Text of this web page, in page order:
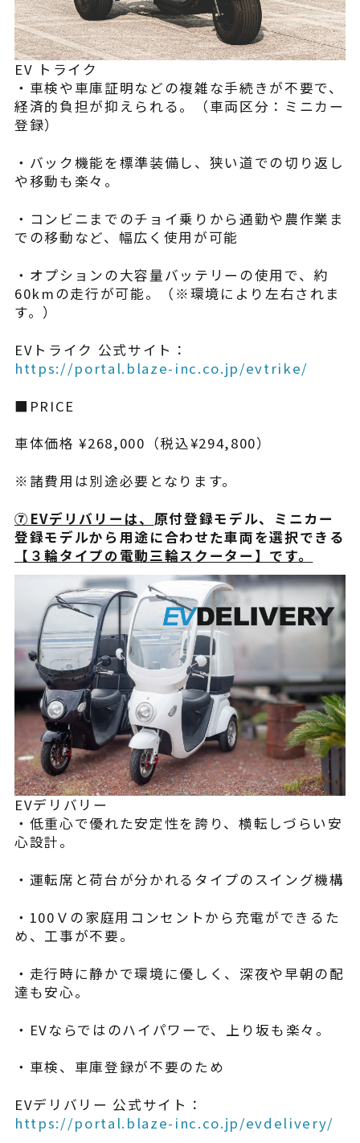
EV トライク
・車検や車庫証明などの複雑な手続きが不要で、
経済的負担が抑えられる。（車両区分：ミニカー
登録）
・バック機能を標準装備し、狭い道での切り返し
や移動も楽々。
・コンビニまでのチョイ乗りから通勤や農作業ま
での移動など、幅広く使用が可能
・オプションの大容量バッテリーの使用で、約
60kmの走行が可能。（※環境により左右されま
す。）
EVトライク 公式サイト：
https://portal.blaze-inc.co.jp/evtrike/
■PRICE
車体価格 ¥268,000（税込¥294,800）
※諸費用は別途必要となります。
⑦EVデリバリーは、 原付登録モデル、ミニカー
登録モデルから用途に合わせた車両を選択できる
【３輪タイプの電動三輪スクーター】です。
EVデリバリー
・低重心で優れた安定性を誇り、横転しづらい安
心設計。
・運転席と荷台が分かれるタイプのスイング機構
・100Ｖの家庭用コンセントから充電ができるた
め、工事が不要。
・走行時に静かで環境に優しく、深夜や早朝の配
達も安心。
・EVならではのハイパワーで、上り坂も楽々。
・車検、車庫登録が不要のため
EVデリバリー 公式サイト：
https://portal.blaze-inc.co.jp/evdelivery/